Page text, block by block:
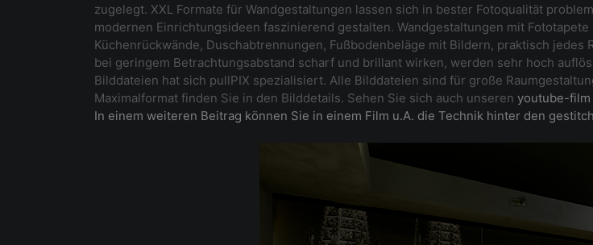
zugelegt. XXL Formate für Wandgestaltungen lassen sich in bester Fotoqualität
modernen Einrichtungsideen faszinierend gestalten. Wandgestaltungen mit
Küchenrückwände, Duschabtrennungen, Fußbodenbeläge mit Bildern, praktisch
bei geringem Betrachtungsabstand scharf und brillant wirken, werden sehr hoch
Bilddateien hat sich pullPIX spezialisiert. Alle Bilddateien sind für große
Maximalformat finden Sie in den Bilddetails. Sehen Sie sich auch unseren youtube-film
In einem weiteren Beitrag können Sie in einem Film u.A. die Technik hinter den